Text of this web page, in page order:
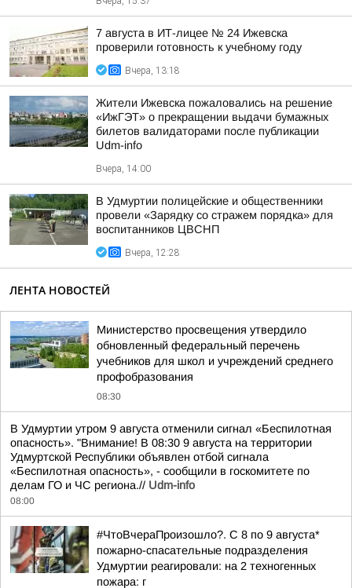
7 августа в ИТ-лицее № 24 Ижевска
проверили готовность к учебному году
Вчера, 13:18
Жители Ижевска пожаловались на решение
«ИжГЭТ» о прекращении выдачи бумажных
билетов валидаторами после публикации
Udm-info
Вчера, 14:00
В Удмуртии полицейские и общественники
провели «Зарядку со стражем порядка» для
воспитанников ЦВСНП
Вчера, 12:28
ЛЕНТА НОВОСТЕЙ
Министерство просвещения утвердило
обновленный федеральный перечень
учебников для школ и учреждений среднего
профобразования
08:30
В Удмуртии утром 9 августа отменили сигнал «Беспилотная
опасность». "Внимание! В 08:30 9 августа на территории
Удмуртской Республики объявлен отбой сигнала
«Беспилотная опасность», - сообщили в госкомитете по
делам ГО и ЧС региона.// Udm-info
08:00
#ЧтоВчераПроизошло?. С 8 по 9 августа*
пожарно-спасательные подразделения
Удмуртии реагировали: на 2 техногенных
пожара: г